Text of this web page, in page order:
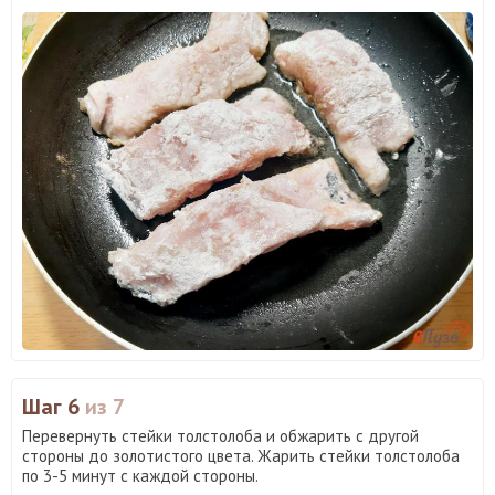
Шаг 6 из 7
Перевернуть стейки толстолоба и обжарить с другой
стороны до золотистого цвета. Жарить стейки толстолоба
по 3-5 минут с каждой стороны.